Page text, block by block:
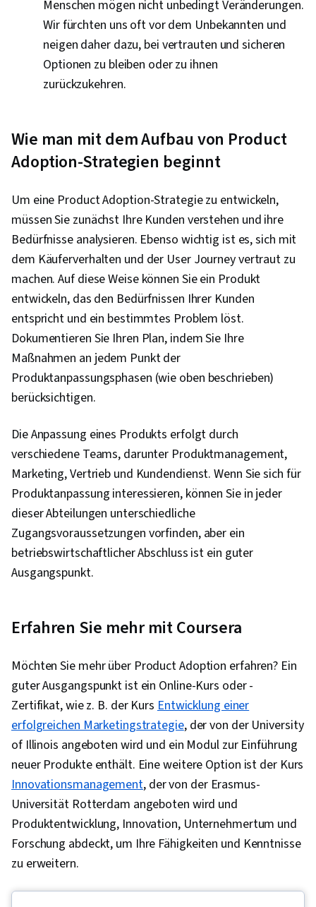
Menschen mögen nicht unbedingt Veränderungen.
Wir fürchten uns oft vor dem Unbekannten und
neigen daher dazu, bei vertrauten und sicheren
Optionen zu bleiben oder zu ihnen
zurückzukehren.
Wie man mit dem Aufbau von Product
Adoption-Strategien beginnt
Um eine Product Adoption-Strategie zu entwickeln,
müssen Sie zunächst Ihre Kunden verstehen und ihre
Bedürfnisse analysieren. Ebenso wichtig ist es, sich mit
dem Käuferverhalten und der User Journey vertraut zu
machen. Auf diese Weise können Sie ein Produkt
entwickeln, das den Bedürfnissen Ihrer Kunden
entspricht und ein bestimmtes Problem löst.
Dokumentieren Sie Ihren Plan, indem Sie Ihre
Maßnahmen an jedem Punkt der
Produktanpassungsphasen (wie oben beschrieben)
berücksichtigen.
Die Anpassung eines Produkts erfolgt durch
verschiedene Teams, darunter Produktmanagement,
Marketing, Vertrieb und Kundendienst. Wenn Sie sich für
Produktanpassung interessieren, können Sie in jeder
dieser Abteilungen unterschiedliche
Zugangsvoraussetzungen vorfinden, aber ein
betriebswirtschaftlicher Abschluss ist ein guter
Ausgangspunkt.
Erfahren Sie mehr mit Coursera
Möchten Sie mehr über Product Adoption erfahren? Ein
guter Ausgangspunkt ist ein Online-Kurs oder -
Zertifikat, wie z. B. der Kurs Entwicklung einer
erfolgreichen Marketingstrategie, der von der University
of Illinois angeboten wird und ein Modul zur Einführung
neuer Produkte enthält. Eine weitere Option ist der Kurs
Innovationsmanagement, der von der Erasmus-
Universität Rotterdam angeboten wird und
Produktentwicklung, Innovation, Unternehmertum und
Forschung abdeckt, um Ihre Fähigkeiten und Kenntnisse
zu erweitern.